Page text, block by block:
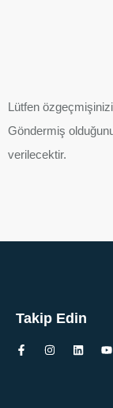
Lütfen
Göndermiş
verilecektir.
Takip Edin